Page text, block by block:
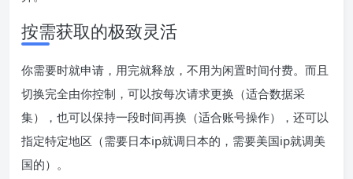
按需获取的极致灵活
你需要时就申请，用完就释放，不用为闲置时间付费。而且
切换完全由你控制，可以按每次请求更换（适合数据采
集），也可以保持一段时间再换（适合账号操作），还可以
指定特定地区（需要日本ip就调日本的，需要美国ip就调美
国的）。